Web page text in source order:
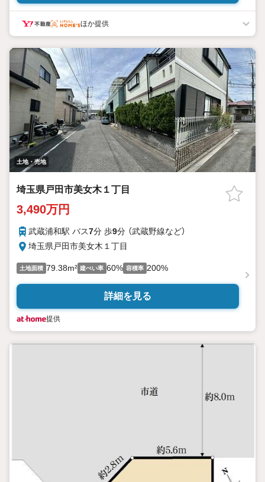
ほか提供
土地・売地
埼玉県戸田市美女木１丁目
3,490万円
武蔵浦和駅 バス7分 歩9分 （武蔵野線など）
埼玉県戸田市美女木１丁目
土地面積 79.38m² 建ぺい率 60% 容積率 200%
詳細を見る
提供